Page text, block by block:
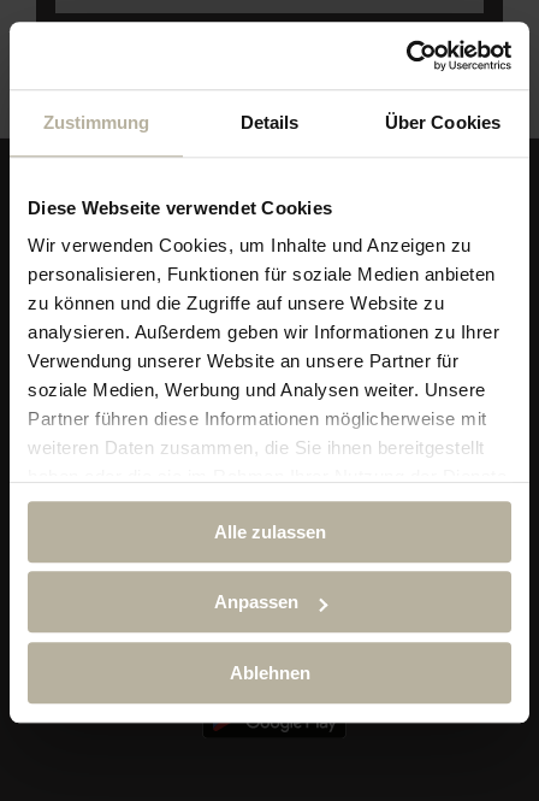
Zustimmung Details Über Cookies
Diese Webseite verwendet Cookies
Wir verwenden Cookies, um Inhalte und Anzeigen zu
personalisieren, Funktionen für soziale Medien anbieten
zu können und die Zugriffe auf unsere Website zu
analysieren. Außerdem geben wir Informationen zu Ihrer
Verwendung unserer Website an unsere Partner für
soziale Medien, Werbung und Analysen weiter. Unsere
Partner führen diese Informationen möglicherweise mit
weiteren Daten zusammen, die Sie ihnen bereitgestellt
gesammelt haben.
Alle zulassen
Anpassen
Ablehnen
Alpin & Wellness Resort Ludwig Royal
Im Dorf 29
87534 Oberstaufen-Steibis
Telefon: +49 (0) 838 689 10
reservierung@hotel-ludwig-royal.de